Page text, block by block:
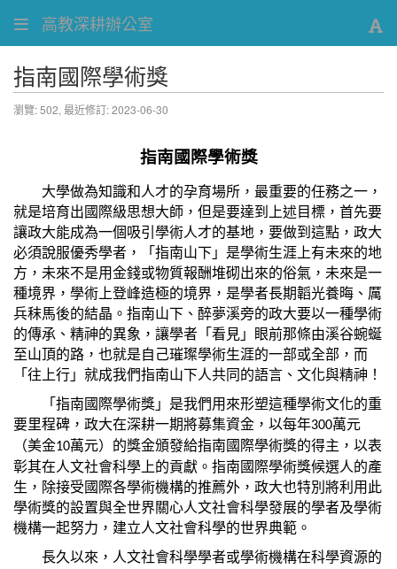
高教深耕辦公室
指南國際學術獎
瀏覽: 502, 最近修訂: 2023-06-30
指南國際學術獎
大學做為知識和人才的孕育場所，最重要的任務之一，
就是培育出國際級思想大師，但是要達到上述目標，首先要
讓政大能成為一個吸引學術人才的基地，要做到這點，政大
必須說服優秀學者，「指南山下」是學術生涯上有未來的地
方，未來不是用金錢或物質報酬堆砌出來的俗氣，未來是一
種境界，學術上登峰造極的境界，是學者長期韜光養晦、厲
兵秣馬後的結晶。指南山下、醉夢溪旁的政大要以一種學術
的傳承、精神的異象，讓學者「看見」眼前那條由溪谷蜿蜒
至山頂的路，也就是自己璀璨學術生涯的一部或全部，而
「往上行」就成我們指南山下人共同的語言、文化與精神！
「指南國際學術獎」是我們用來形塑這種學術文化的重
要里程碑，政大在深耕一期將募集資金，以每年300萬元
（美金10萬元）的獎金頒發給指南國際學術獎的得主，以表
彰其在人文社會科學上的貢獻。指南國際學術獎候選人的產
生，除接受國際各學術機構的推薦外，政大也特別將利用此
學術獎的設置與全世界關心人文社會科學發展的學者及學術
機構一起努力，建立人文社會科學的世界典範。
長久以來，人文社會科學學者或學術機構在科學資源的